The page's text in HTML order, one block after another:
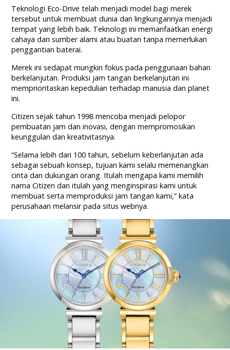
Teknologi Eco-Drive telah menjadi model bagi merek
tersebut untuk membuat dunia dan lingkungannya menjadi
tempat yang lebih baik. Teknologi ini memanfaatkan energi
cahaya dari sumber alami atau buatan tanpa memerlukan
penggantian baterai.
Merek ini sedapat mungkin fokus pada penggunaan bahan
berkelanjutan. Produksi jam tangan berkelanjutan ini
memprioritaskan kepedulian terhadap manusia dan planet
ini.
Citizen sejak tahun 1998 mencoba menjadi pelopor
pembuatan jam dan inovasi, dengan mempromosikan
keunggulan dan kreativitasnya.
“Selama lebih dari 100 tahun, sebelum keberlanjutan ada
sebagai sebuah konsep, tujuan kami selalu memenangkan
cinta dan dukungan orang. Itulah mengapa kami memilih
nama Citizen dan itulah yang menginspirasi kami untuk
membuat serta memproduksi jam tangan kami,” kata
perusahaan melansir pada situs webnya.